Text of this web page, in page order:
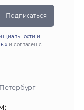
Подписаться
и
и согласен с